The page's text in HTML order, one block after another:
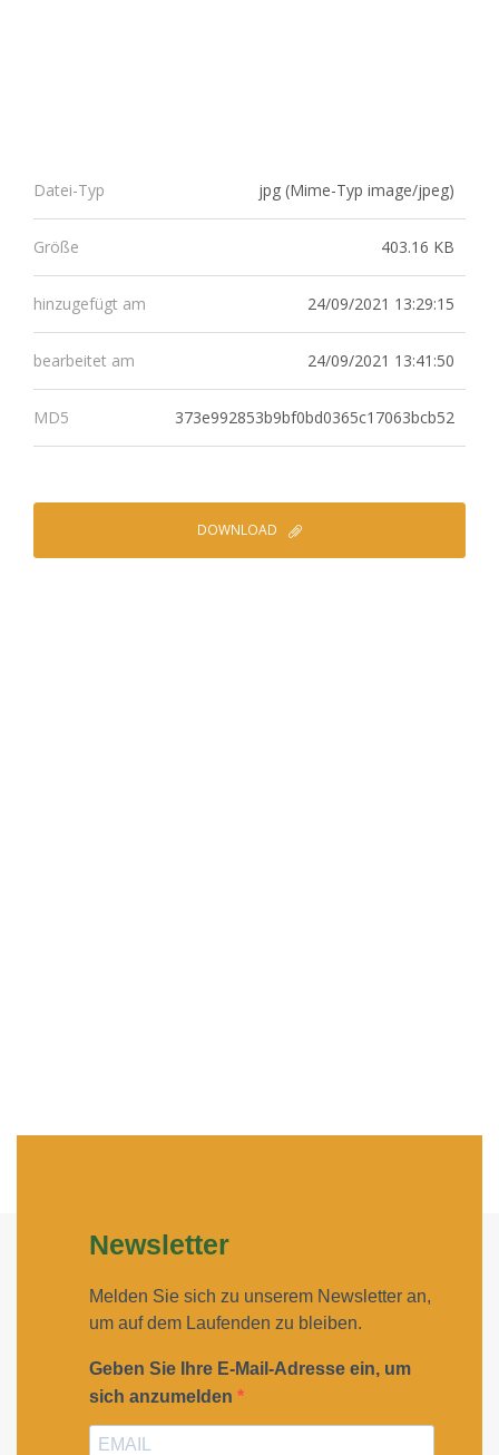
Datei-Typ jpg (Mime-Typ image/jpeg)
Größe 403.16 KB
hinzugefügt am 24/09/2021 13:29:15
bearbeitet am 24/09/2021 13:41:50
MD5 373e992853b9bf0bd0365c17063bcb52
DOWNLOAD
Newsletter
Melden Sie sich zu unserem Newsletter an,
um auf dem Laufenden zu bleiben.
Geben Sie Ihre E-Mail-Adresse ein, um
sich anzumelden